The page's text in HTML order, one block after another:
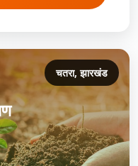
चतरा, झारखंड